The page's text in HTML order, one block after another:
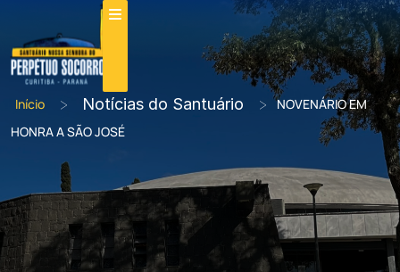
Início > Notícias do Santuário >
NOVENÁRIO EM
HONRA A SÃO JOSÉ